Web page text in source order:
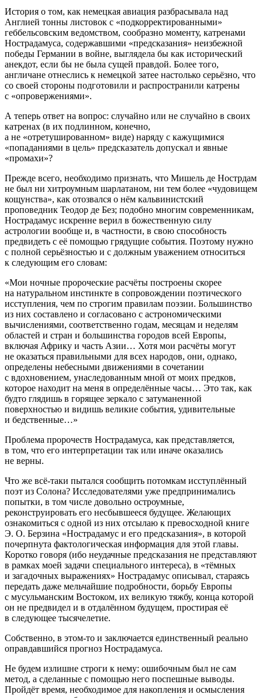
История о том, как немецкая авиация разбрасывала над
Англией тонны листовок с «подкорректированными»
геббельсовским ведомством, сообразно моменту, катренами
Нострадамуса, содержавшими «предсказания» неизбежной
победы Германии в войне, выглядела бы как исторический
анекдот, если бы не была сущей правдой. Более того,
англичане отнеслись к немецкой затее настолько серьёзно, что
со своей стороны подготовили и распространили катрены
с «опровержениями».
А теперь ответ на вопрос: случайно или не случайно в своих
катренах (в их подлинном, конечно,
а не «отретушированном» виде) наряду с кажущимися
«попаданиями в цель» предсказатель допускал и явные
«промахи»?
Прежде всего, необходимо признать, что Мишель де Нострдам
не был ни хитроумным шарлатаном, ни тем более «чудовищем
кощунства», как отозвался о нём кальвинистский
проповедник Теодор де Без; подобно многим современникам,
Нострадамус искренне верил в божественную силу
астрологии вообще и, в частности, в свою способность
предвидеть с её помощью грядущие события. Поэтому нужно
с полной серьёзностью и с должным уважением относиться
к следующим его словам:
«Мои ночные пророческие расчёты построены скорее
на натуральном инстинкте в сопровождении поэтического
исступления, чем по строгим правилам поэзии. Большинство
из них составлено и согласовано с астрономическими
вычислениями, соответственно годам, месяцам и неделям
областей и стран и большинства городов всей Европы,
включая Африку и часть Азии… Хотя мои расчёты могут
не оказаться правильными для всех народов, они, однако,
определены небесными движениями в сочетании
с вдохновением, унаследованным мной от моих предков,
которое находит на меня в определённые часы… Это так, как
будто глядишь в горящее зеркало с затуманенной
поверхностью и видишь великие события, удивительные
и бедственные…»
Проблема пророчеств Нострадамуса, как представляется,
в том, что его интерпретации так или иначе оказались
не верны.
Что же всё-таки пытался сообщить потомкам исступлённый
поэт из Солона? Исследователями уже предпринимались
попытки, в том числе довольно остроумные,
реконструировать его несбывшееся будущее. Желающих
ознакомиться с одной из них отсылаю к превосходной книге
Э. О. Берзина «Нострадамус и его предсказания», в которой
почерпнута фактологическая информация для этой главы.
Коротко говоря (ибо неудачные предсказания не представляют
в рамках моей задачи специального интереса), в «тёмных
и загадочных выражениях» Нострадамус описывал, стараясь
передать даже мельчайшие подробности, борьбу Европы
с мусульманским Востоком, их великую тяжбу, конца которой
он не предвидел и в отдалённом будущем, простирая её
в следующее тысячелетие.
Собственно, в этом-то и заключается единственный реально
оправдавшийся прогноз Нострадамуса.
Не будем излишне строги к нему: ошибочным был не сам
метод, а сделанные с помощью него поспешные выводы.
Пройдёт время, необходимое для накопления и осмысления